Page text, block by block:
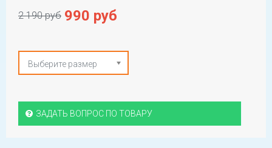
2 190 руб 990 руб
Выберите размер
ЗАДАТЬ ВОПРОС ПО ТОВАРУ